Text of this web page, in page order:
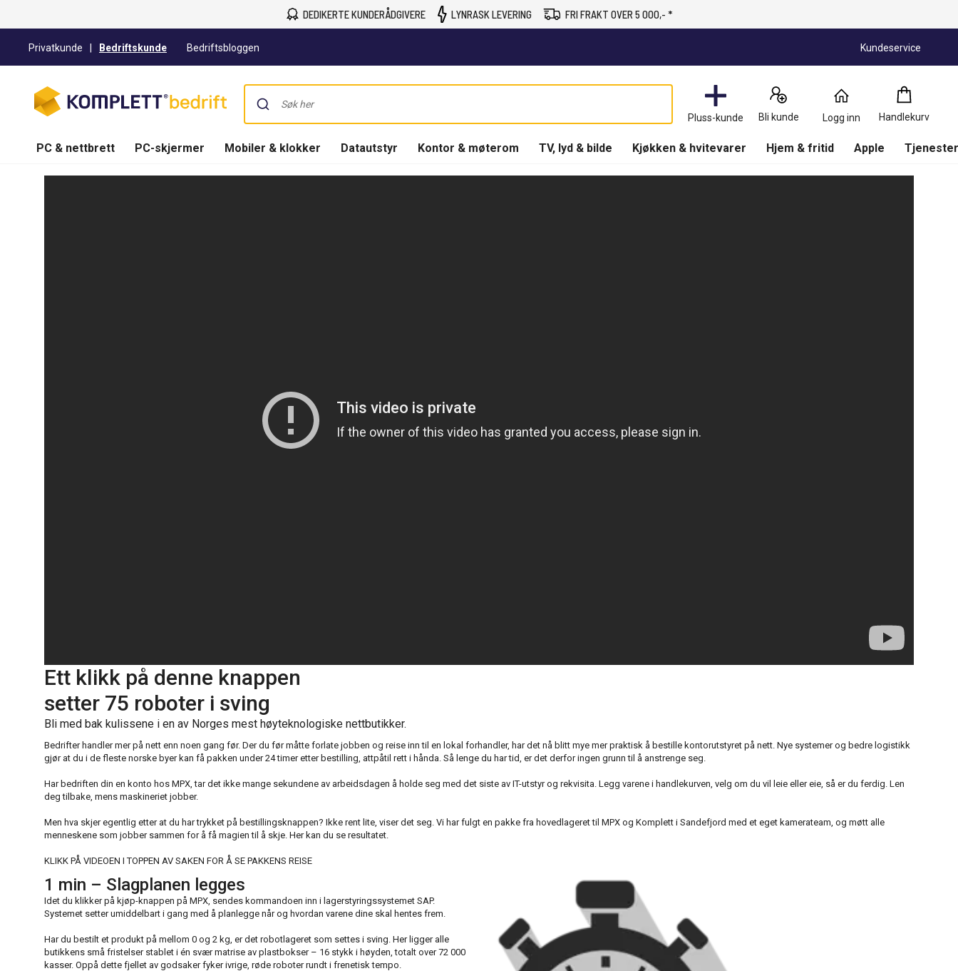
DEDIKERTE KUNDERÅDGIVERE LYNRASK LEVERING FRI FRAKT OVER 5 000,- *
Privatkunde Bedriftskunde Bedriftsbloggen Kundeservice
Pluss-kunde Bli kunde Logg inn Handlekurv
Handlekurv
0
Produkter
PC & nettbrett PC-skjermer Mobiler & klokker Datautstyr Kontor & møterom TV, lyd & bilde Kjøkken & hvitevarer Hjem & fritid Apple
Ett klikk på denne knappen
setter 75 roboter i sving
Bli med bak kulissene i en av Norges mest høyteknologiske nettbutikker.
Bedrifter handler mer på nett enn noen gang før. Der du før måtte forlate jobben og reise inn til en lokal forhandler, har det nå blitt mye mer praktisk å bestille kontorutstyret på nett. Nye systemer og bedre logistikk
gjør at du i de fleste norske byer kan få pakken under 24 timer etter bestilling, attpåtil rett i hånda. Så lenge du har tid, er det derfor ingen grunn til å anstrenge seg.
Har bedriften din en konto hos MPX, tar det ikke mange sekundene av arbeidsdagen å holde seg med det siste av IT-utstyr og rekvisita. Legg varene i handlekurven, velg om du vil leie eller eie, så er du ferdig. Len
deg tilbake, mens maskineriet jobber.
Men hva skjer egentlig etter at du har trykket på bestillingsknappen? Ikke rent lite, viser det seg. Vi har fulgt en pakke fra hovedlageret til MPX og Komplett i Sandefjord med et eget kamerateam, og møtt alle
menneskene som jobber sammen for å få magien til å skje. Her kan du se resultatet.
KLIKK PÅ VIDEOEN I TOPPEN AV SAKEN FOR Å SE PAKKENS REISE
1 min – Slagplanen legges
Idet du klikker på kjøp-knappen på MPX, sendes kommandoen inn i lagerstyringssystemet SAP.
Systemet setter umiddelbart i gang med å planlegge når og hvordan varene dine skal hentes frem.
Har du bestilt et produkt på mellom 0 og 2 kg, er det robotlageret som settes i sving. Her ligger alle
butikkens små fristelser stablet i én svær matrise av plastbokser – 16 stykk i høyden, totalt over 72 000
kasser. Oppå dette fjellet av godsaker fyker ivrige, røde roboter rundt i frenetisk tempo.